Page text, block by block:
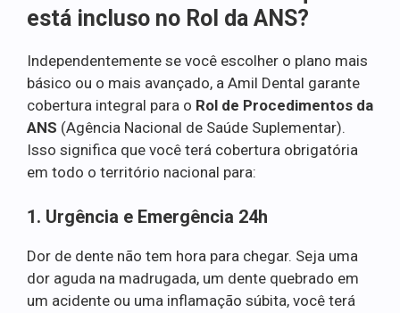
está incluso no Rol da ANS?
Independentemente se você escolher o plano mais
básico ou o mais avançado, a Amil Dental garante
cobertura integral para o Rol de Procedimentos da
ANS (Agência Nacional de Saúde Suplementar).
Isso significa que você terá cobertura obrigatória
em todo o território nacional para:
1. Urgência e Emergência 24h
Dor de dente não tem hora para chegar. Seja uma
dor aguda na madrugada, um dente quebrado em
um acidente ou uma inflamação súbita, você terá